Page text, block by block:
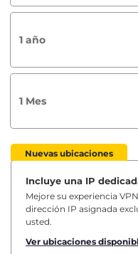
1 año
1 Mes
Nuevas ubicaciones
Incluye una IP
Mejore su experiencia
dirección IP asignada
usted.
Ver ubicaciones